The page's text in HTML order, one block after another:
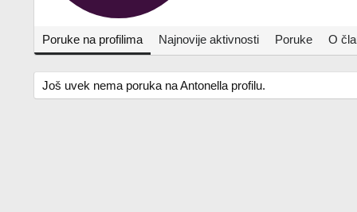
Poruke na profilima Najnovije aktivnosti Poruke O
Još uvek nema poruka na Antonella profilu.